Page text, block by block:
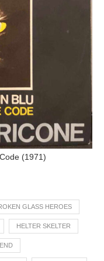
(1971)
GLASS HEROES
HELTER SKELTER